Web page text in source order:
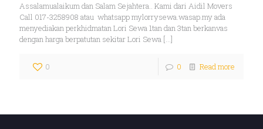
Assalamualaikum dan Salam Sejahtera.. Kami dari Aidil Movers
Call 017-3258908 atau whatsapp mylorrysewa.wasap.my ada
menyediakan perkhidmatan Lori Sewa 1tan dan 3tan berkanvas
dengan harga berpatutan sekitar Lori Sewa […]
0 0 Read more